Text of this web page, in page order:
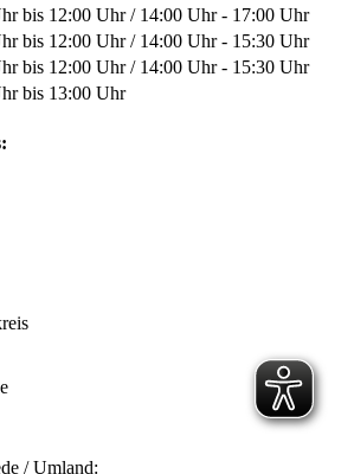
bis 12:00 Uhr / 14:00 Uhr - 17:00 Uhr
bis 12:00 Uhr / 14:00 Uhr - 15:30 Uhr
bis 12:00 Uhr / 14:00 Uhr - 15:30 Uhr
bis 13:00 Uhr
/ Umland: